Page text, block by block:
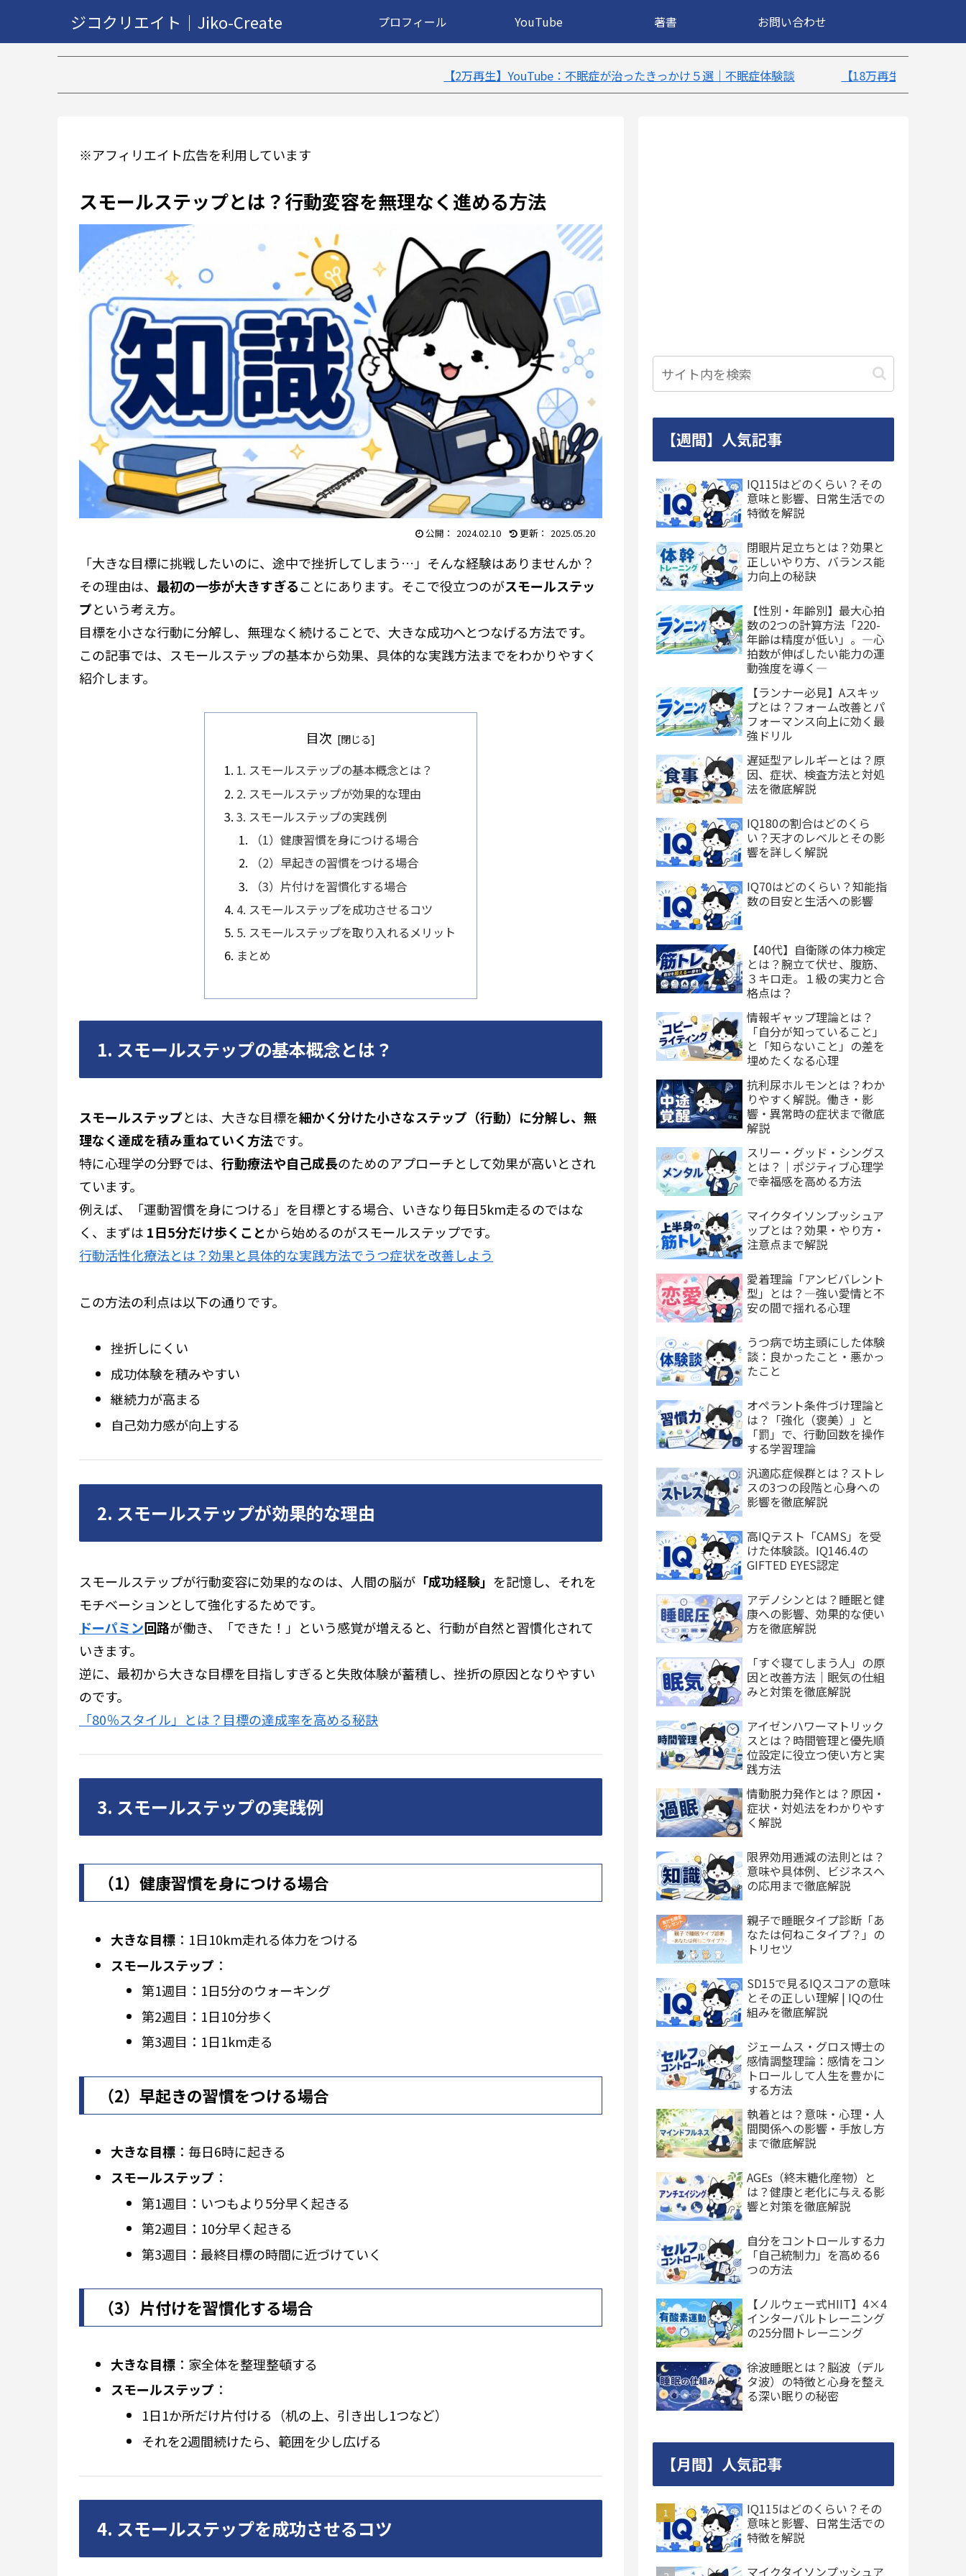
ジコクリエイト｜Jiko-Create プロフィール YouTube 著書 お問い合わせ
【2万再生】YouTube：不眠症が治ったきっかけ５選｜不眠症体験談 【18万再生】YouTube：うつ病が治ったきっかけ5
※アフィリエイト広告を利用しています
スモールステップとは？行動変容を無理なく進める方法
2024.02.10 2025.05.20
「大きな目標に挑戦したいのに、途中で挫折してしまう…」そんな経験はありませんか？
その理由は、 最初の一歩が大きすぎることにあります。そこで役立つのがスモールステッ
プという考え方。
目標を小さな行動に分解し、無理なく続けることで、大きな成功へとつなげる方法です。
この記事では、スモールステップの基本から効果、具体的な実践方法までをわかりやすく
紹介します。
目次
1. スモールステップの基本概念とは？
2. スモールステップが効果的な理由
3. スモールステップの実践例
（1）健康習慣を身につける場合
（2）早起きの習慣をつける場合
（3）片付けを習慣化する場合
4. スモールステップを成功させるコツ
5. スモールステップを取り入れるメリット
まとめ
1. スモールステップの基本概念とは？
スモールステップとは、大きな目標を細かく分けた小さなステップ（行動）に分解し、無
理なく達成を積み重ねていく方法です。
特に心理学の分野では、 行動療法や自己成長のためのアプローチとして効果が高いとされ
ています。
例えば、「運動習慣を身につける」を目標とする場合、いきなり毎日5km走るのではな
く、まずは 1日5分だけ歩くことから始めるのがスモールステップです。
行動活性化療法とは？効果と具体的な実践方法でうつ症状を改善しよう
この方法の利点は以下の通りです。
挫折しにくい
成功体験を積みやすい
継続力が高まる
自己効力感が向上する
2. スモールステップが効果的な理由
スモールステップが行動変容に効果的なのは、人間の脳が 「成功経験」 を記憶し、それを
モチベーションとして強化するためです。
ドーパミン回路が働き、「できた！」という感覚が増えると、行動が自然と習慣化されて
いきます。
逆に、最初から大きな目標を目指しすぎると失敗体験が蓄積し、挫折の原因となりやすい
のです。
「80％スタイル」とは？目標の達成率を高める秘訣
3. スモールステップの実践例
（1）健康習慣を身につける場合
大きな目標：1日10km走れる体力をつける
スモールステップ ：
第1週目：1日5分のウォーキング
第2週目：1日10分歩く
第3週目：1日1km走る
（2）早起きの習慣をつける場合
大きな目標：毎日6時に起きる
スモールステップ ：
第1週目：いつもより5分早く起きる
第2週目：10分早く起きる
第3週目：最終目標の時間に近づけていく
（3）片付けを習慣化する場合
大きな目標：家全体を整理整頓する
スモールステップ ：
1日1か所だけ片付ける（机の上、引き出し1つなど）
それを2週間続けたら、範囲を少し広げる
4. スモールステップを成功させるコツ
【週間】人気記事
IQ115はどのくらい？その
意味と影響、日常生活での
特徴を解説
閉眼片足立ちとは？効果と
正しいやり方、バランス能
力向上の秘訣
【性別・年齢別】最大心拍
数の2つの計算方法「220-
年齢は精度が低い」。―心
拍数が伸ばしたい能力の運
動強度を導く―
【ランナー必見】Aスキッ
プとは？フォーム改善とパ
フォーマンス向上に効く最
強ドリル
遅延型アレルギーとは？原
因、症状、検査方法と対処
法を徹底解説
IQ180の割合はどのくら
い？天才のレベルとその影
響を詳しく解説
IQ70はどのくらい？知能指
数の目安と生活への影響
【40代】自衛隊の体力検定
とは？腕立て伏せ、腹筋、
３キロ走。１級の実力と合
格点は？
情報ギャップ理論とは？
「自分が知っていること」
と「知らないこと」の差を
埋めたくなる心理
抗利尿ホルモンとは？わか
りやすく解説。働き・影
響・異常時の症状まで徹底
解説
スリー・グッド・シングス
とは？｜ポジティブ心理学
で幸福感を高める方法
マイクタイソンプッシュア
ップとは？効果・やり方・
注意点まで解説
愛着理論「アンビバレント
型」とは？—強い愛情と不
安の間で揺れる心理
うつ病で坊主頭にした体験
談：良かったこと・悪かっ
たこと
オペラント条件づけ理論と
は？「強化（褒美）」と
「罰」で、行動回数を操作
する学習理論
汎適応症候群とは？ストレ
スの3つの段階と心身への
影響を徹底解説
高IQテスト「CAMS」を受
けた体験談。IQ146.4の
GIFTED EYES認定
アデノシンとは？睡眠と健
康への影響、効果的な使い
方を徹底解説
「すぐ寝てしまう人」の原
因と改善方法｜眠気の仕組
みと対策を徹底解説
アイゼンハワーマトリック
スとは？時間管理と優先順
位設定に役立つ使い方と実
践方法
情動脱力発作とは？原因・
症状・対処法をわかりやす
く解説
限界効用逓減の法則とは？
意味や具体例、ビジネスへ
の応用まで徹底解説
親子で睡眠タイプ診断「あ
なたは何ねこタイプ？」の
トリセツ
SD15で見るIQスコアの意味
とその正しい理解 | IQの仕
組みを徹底解説
ジェームス・グロス博士の
感情調整理論：感情をコン
トロールして人生を豊かに
する方法
執着とは？意味・心理・人
間関係への影響・手放し方
まで徹底解説
AGEs（終末糖化産物）と
は？健康と老化に与える影
響と対策を徹底解説
自分をコントロールする力
「自己統制力」を高める6
つの方法
【ノルウェー式HIIT】4×4
インターバルトレーニング
の25分間トレーニング
徐波睡眠とは？脳波（デル
タ波）の特徴と心身を整え
る深い眠りの秘密
【月間】人気記事
IQ115はどのくらい？その
意味と影響、日常生活での
特徴を解説
マイクタイソンプッシュア